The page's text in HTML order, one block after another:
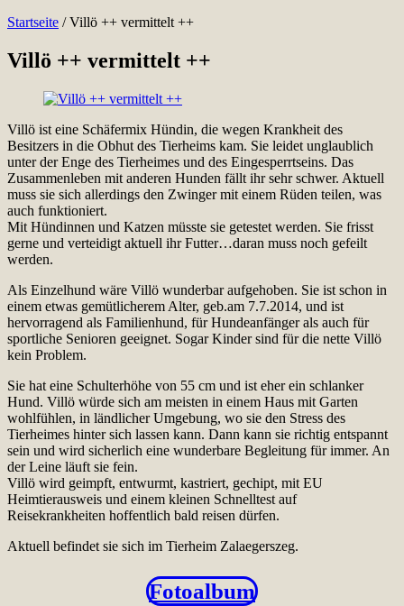
Startseite /Villö ++ vermittelt ++
Villö ++ vermittelt ++
Villö ist eine Schäfermix Hündin, die wegen Krankheit des
Besitzers in die Obhut des Tierheims kam. Sie leidet unglaublich
unter der Enge des Tierheimes und des Eingesperrtseins. Das
Zusammenleben mit anderen Hunden fällt ihr sehr schwer. Aktuell
muss sie sich allerdings den Zwinger mit einem Rüden teilen, was
auch funktioniert.
Mit Hündinnen und Katzen müsste sie getestet werden. Sie frisst
gerne und verteidigt aktuell ihr Futter…daran muss noch gefeilt
werden.
Als Einzelhund wäre Villö wunderbar aufgehoben. Sie ist schon in
einem etwas gemütlicherem Alter, geb.am 7.7.2014, und ist
hervorragend als Familienhund, für Hundeanfänger als auch für
sportliche Senioren geeignet. Sogar Kinder sind für die nette Villö
kein Problem.
Sie hat eine Schulterhöhe von 55 cm und ist eher ein schlanker
Hund. Villö würde sich am meisten in einem Haus mit Garten
wohlfühlen, in ländlicher Umgebung, wo sie den Stress des
Tierheimes hinter sich lassen kann. Dann kann sie richtig entspannt
sein und wird sicherlich eine wunderbare Begleitung für immer. An
der Leine läuft sie fein.
Villö wird geimpft, entwurmt, kastriert, gechipt, mit EU
Heimtierausweis und einem kleinen Schnelltest auf
Reisekrankheiten hoffentlich bald reisen dürfen.
Aktuell befindet sie sich im Tierheim Zalaegerszeg.
Fotoalbum